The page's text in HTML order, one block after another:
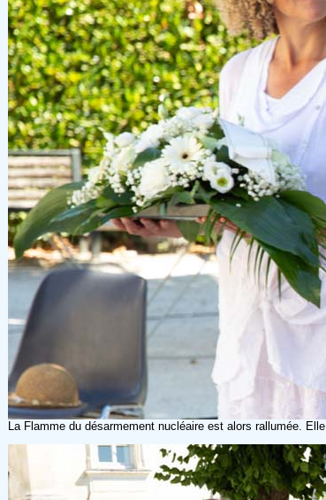
La Flamme du désarmement nucléaire est alors rallumée.